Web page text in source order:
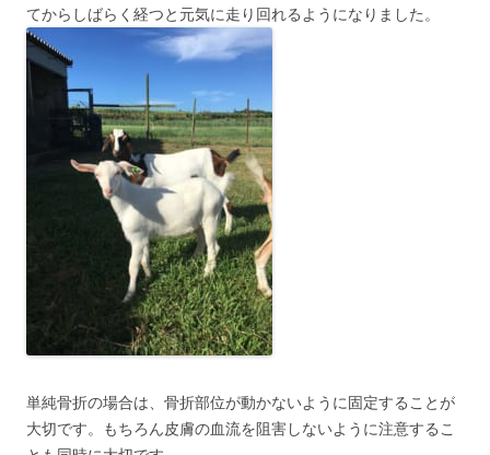
てからしばらく経つと元気に走り回れるようになりました。
単純骨折の場合は、骨折部位が動かないように固定することが
大切です。もちろん皮膚の血流を阻害しないように注意するこ